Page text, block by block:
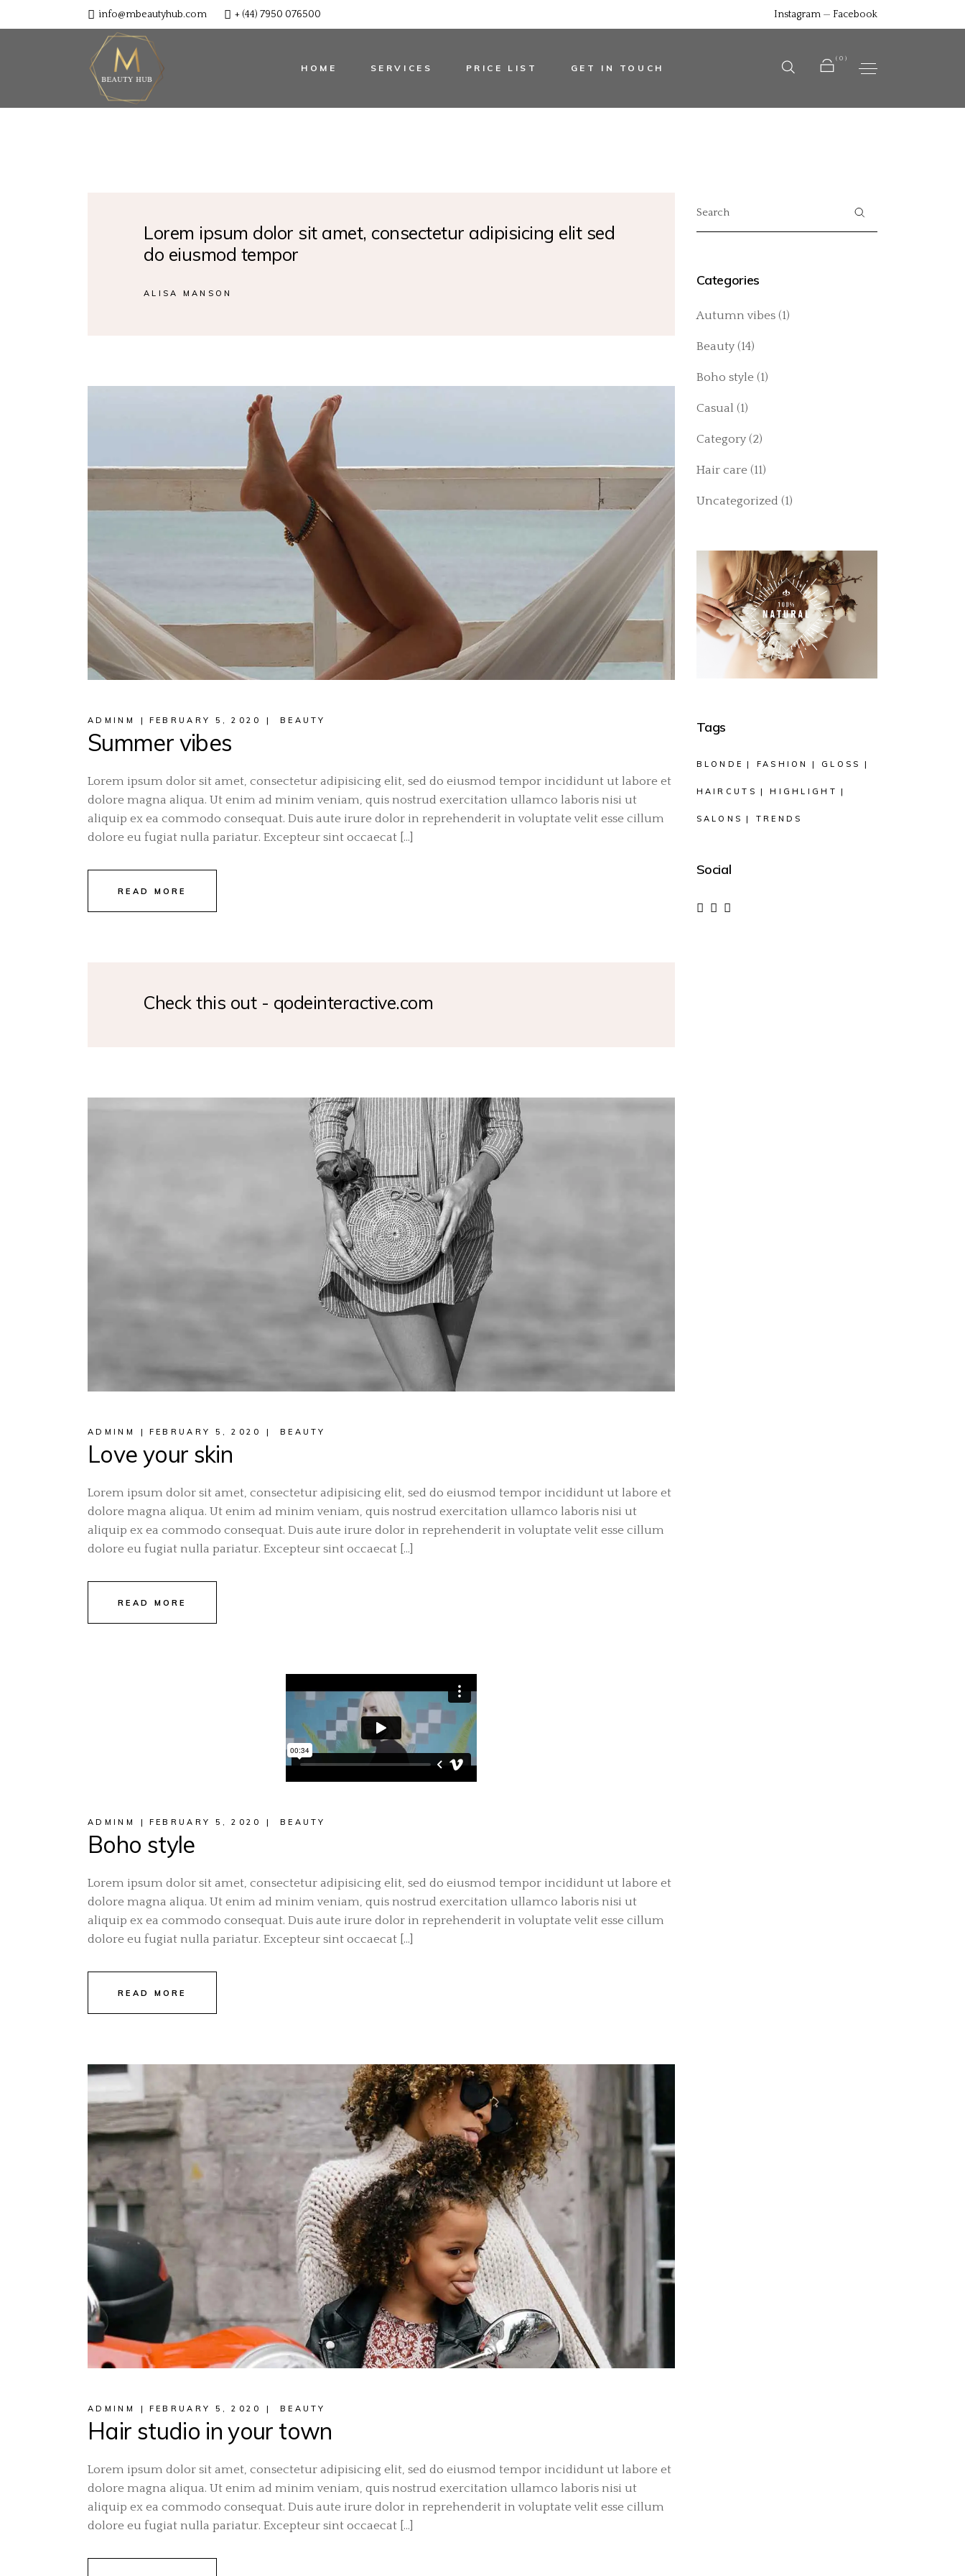
info@mbeautyhub.com + (44) 7950 076500 Instagram — Facebook
HOME SERVICES PRICE LIST GET IN TOUCH
(0)
Lorem ipsum dolor sit amet, consectetur adipisicing elit sed
do eiusmod tempor
ALISA MANSON
ADMINM FEBRUARY 5, 2020 BEAUTY
Summer vibes
Lorem ipsum dolor sit amet, consectetur adipisicing elit, sed do eiusmod tempor incididunt ut labore et
dolore magna aliqua. Ut enim ad minim veniam, quis nostrud exercitation ullamco laboris nisi ut
aliquip ex ea commodo consequat. Duis aute irure dolor in reprehenderit in voluptate velit esse cillum
dolore eu fugiat nulla pariatur. Excepteur sint occaecat […]
READ MORE
Check this out - qodeinteractive.com
ADMINM FEBRUARY 5, 2020 BEAUTY
Love your skin
Lorem ipsum dolor sit amet, consectetur adipisicing elit, sed do eiusmod tempor incididunt ut labore et
dolore magna aliqua. Ut enim ad minim veniam, quis nostrud exercitation ullamco laboris nisi ut
aliquip ex ea commodo consequat. Duis aute irure dolor in reprehenderit in voluptate velit esse cillum
dolore eu fugiat nulla pariatur. Excepteur sint occaecat […]
READ MORE
ADMINM FEBRUARY 5, 2020 BEAUTY
Boho style
Lorem ipsum dolor sit amet, consectetur adipisicing elit, sed do eiusmod tempor incididunt ut labore et
dolore magna aliqua. Ut enim ad minim veniam, quis nostrud exercitation ullamco laboris nisi ut
aliquip ex ea commodo consequat. Duis aute irure dolor in reprehenderit in voluptate velit esse cillum
dolore eu fugiat nulla pariatur. Excepteur sint occaecat […]
READ MORE
ADMINM FEBRUARY 5, 2020 BEAUTY
Hair studio in your town
Lorem ipsum dolor sit amet, consectetur adipisicing elit, sed do eiusmod tempor incididunt ut labore et
dolore magna aliqua. Ut enim ad minim veniam, quis nostrud exercitation ullamco laboris nisi ut
aliquip ex ea commodo consequat. Duis aute irure dolor in reprehenderit in voluptate velit esse cillum
dolore eu fugiat nulla pariatur. Excepteur sint occaecat […]
for:
Categories
Autumn vibes(1)
Beauty(14)
Boho style(1)
Casual (1)
Category(2)
Hair care(11)
Uncategorized (1)
Tags
BLONDE FASHION GLOSS
HAIRCUTS HIGHLIGHT
SALONS TRENDS
Social